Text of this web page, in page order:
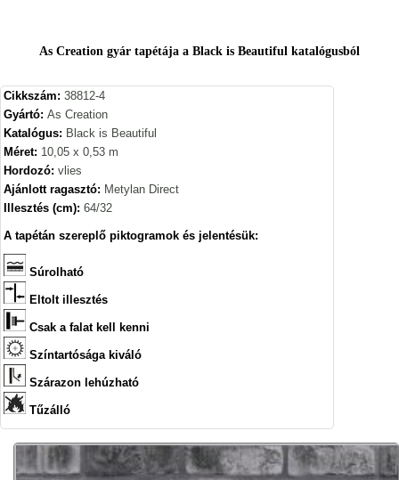
As Creation gyár tapétája a Black is Beautiful katalógusból
Cikkszám: 38812-4
Gyártó: As Creation
Katalógus: Black is Beautiful
Méret: 10,05 x 0,53 m
Hordozó: vlies
Ajánlott ragasztó: Metylan Direct
Illesztés (cm): 64/32
A tapétán szereplő piktogramok és jelentésük:
Súrolható
Eltolt illesztés
Csak a falat kell kenni
Színtartósága kiváló
Szárazon lehúzható
Tűzálló